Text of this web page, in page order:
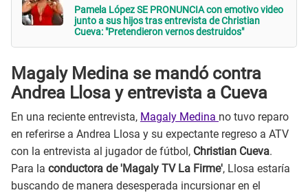
Pamela López SE PRONUNCIA con emotivo video
junto a sus hijos tras entrevista de Christian
Cueva: "Pretendieron vernos destruidos"
Magaly Medina se mandó contra
Andrea Llosa y entrevista a Cueva
En una reciente entrevista, Magaly Medina no tuvo reparo
en referirse a Andrea Llosa y su expectante regreso a ATV
con la entrevista al jugador de fútbol, Christian Cueva.
Para la conductora de 'Magaly TV La Firme', Llosa estaría
buscando de manera desesperada incursionar en el